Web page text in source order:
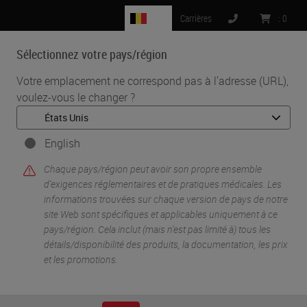
Sélectionnez votre pays/région
Votre emplacement ne correspond pas à l'adresse (URL),
voulez-vous le changer ?
English
Chaque pays/région peut avoir son propre ensemble
d'exigences réglementaires et de pratiques médicales. Les
informations trouvées sur chaque version de pays de notre
site Web sont spécifiques et applicables uniquement à ce
pays/région. Cela inclut (mais n'est pas limité à) tous les
détails/disponibilité des produits, la documentation, les prix
et les promotions.
Carrières : 0
MENU
Accueil • Life Sciences And Research Solutions •
Peer-Reviewed Publications Repository •
Peer-Reviewed Publications Repository - HistoCore
Peer-Reviewed
Publications
Repository -